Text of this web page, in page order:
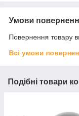
Умови
Повернення товару
Всі умови
Подібні товари